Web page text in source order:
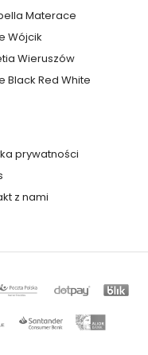
montażu
Materace
Wójcik
Wieruszów
Black Red White
prywatności
z nami